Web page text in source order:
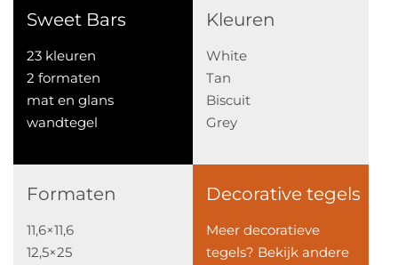
Sweet Bars
23 kleuren
2 formaten
mat en glans
wandtegel
Kleuren
White
Tan
Biscuit
Grey
Formaten
11,6×11,6
12,5×25
Decorative tegels
Meer decoratieve
tegels? Bekijk andere